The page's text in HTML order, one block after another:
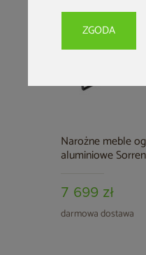
ZGODA
Narożne meble
aluminiowe
Melange
7 699 zł
darmowa dostawa